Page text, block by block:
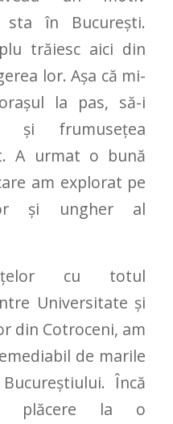
în București.
trăiesc aici din
lor. Așa că mi-
la pas, să-i
și frumusețea
A urmat o bună
am explorat pe
și ungher al
cu totul
Universitate și
din Cotroceni, am
de marile
Încă
plăcere la o